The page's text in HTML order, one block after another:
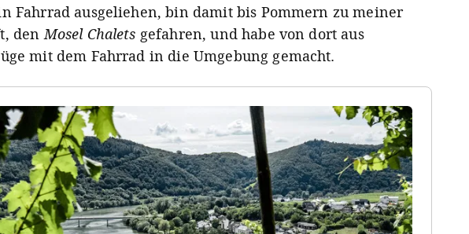
Fahrrad ausgeliehen, bin damit bis Pommern zu meiner
denMosel Chalets gefahren, und habe von dort aus
mit dem Fahrrad in die Umgebung gemacht.